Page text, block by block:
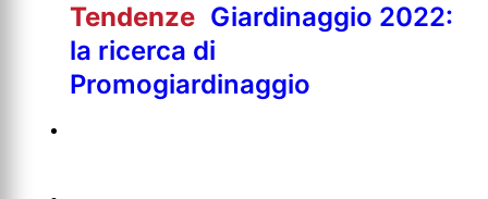
Tendenze Giardinaggio 2022:
la ricerca di
Promogiardinaggio